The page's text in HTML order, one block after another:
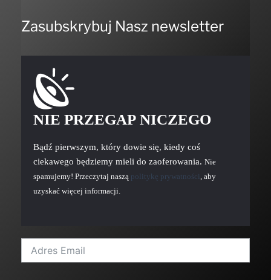
Zasubskrybuj Nasz newsletter
NIE PRZEGAP NICZEGO
Bądź pierwszym, który dowie się, kiedy coś
ciekawego będziemy mieli do zaoferowania. Nie
spamujemy! Przeczytaj naszą politykę prywatności, aby
uzyskać więcej informacji.